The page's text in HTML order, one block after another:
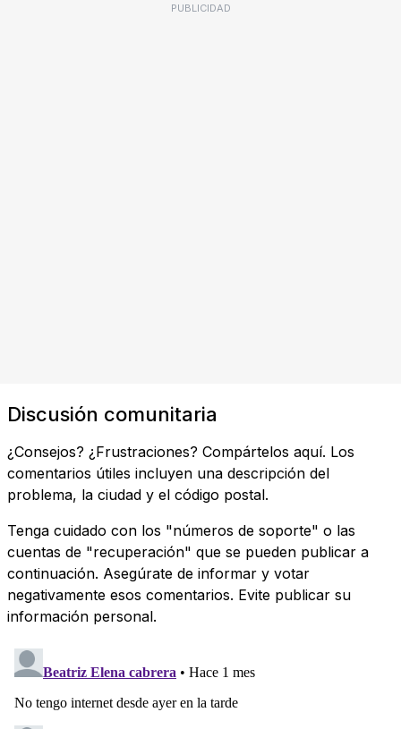
PUBLICIDAD
Discusión comunitaria
¿Consejos? ¿Frustraciones? Compártelos aquí. Los
comentarios útiles incluyen una descripción del
problema, la ciudad y el código postal.
Tenga cuidado con los "números de soporte" o las
cuentas de "recuperación" que se pueden publicar a
continuación. Asegúrate de informar y votar
negativamente esos comentarios. Evite publicar su
información personal.